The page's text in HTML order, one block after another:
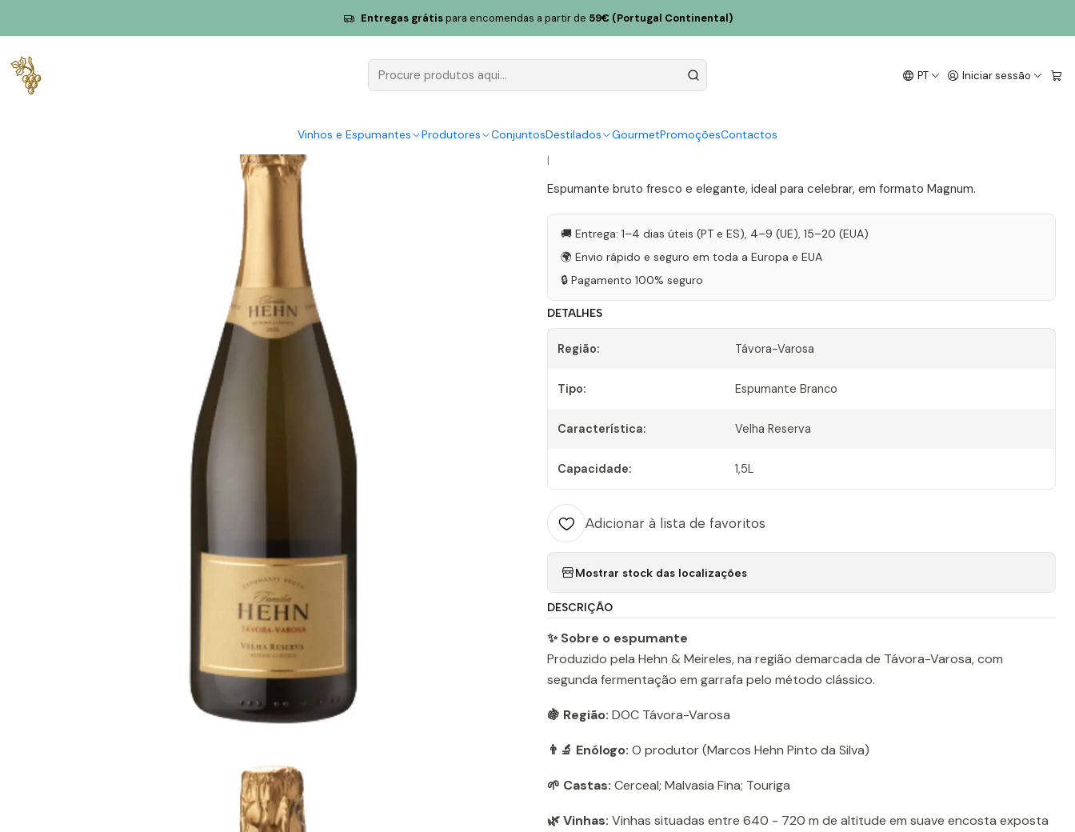
PT Iniciar sessão
Vinhos e Espumantes Produtores ConjuntosDestilados GourmetPromoçõesContactos
Entregas grátispara encomendas a partir de 59€ (Portugal Continental)
Família Hehn Espumante Velha Reserva Bruto DOC Magnum 2012 Távora-Varosa Branco 1.5L
Família Hehn Espumante Velha
Távora-Varosa Branco 1.5L
|
Espumante bruto fresco e elegante, ideal para celebrar, em formato Magnum.
🚚 Entrega: 1–4 dias úteis (PT e ES), 4–9 (UE), 15–20 (EUA)
🌍 Envio rápido e seguro em toda a Europa e EUA
🔒 Pagamento 100% seguro
DETALHES
Região: Távora-Varosa
Tipo: Espumante Branco
Característica: Velha Reserva
Capacidade: 1,5L
Adicionar à lista de favoritos
Mostrar stock das localizações
DESCRIÇÃO
✨ Sobre o espumante
Produzido pela Hehn & Meireles, na região demarcada de Távora-Varosa, com
segunda fermentação em garrafa pelo método clássico.
🍇 Região: DOC Távora-Varosa
👨‍🔬 Enólogo: O produtor (Marcos Hehn Pinto da Silva)
🌱 Castas: Cerceal; Malvasia Fina; Touriga
🌿 Vinhas: Vinhas situadas entre 640 - 720 m de altitude em suave encosta exposta